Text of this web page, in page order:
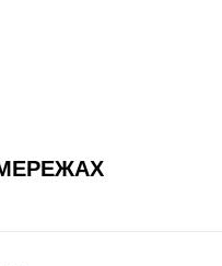
МЕРЕЖАХ